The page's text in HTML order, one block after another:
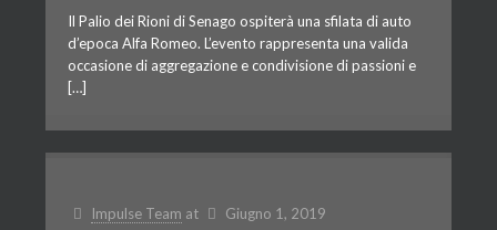
Il Palio dei Rioni di Senago ospiterà una sfilata di auto
d’epoca Alfa Romeo. L’evento rappresenta una valida
occasione di aggregazione e condivisione di passioni e
[…]
Impulse Team at Giugno 1, 2019